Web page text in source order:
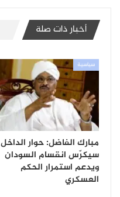
أخبار ذات صلة
سياسية
مبارك الفاضل: حوار الداخل
سيكرّس انقسام السودان
ويدعم استمرار الحكم
العسكري